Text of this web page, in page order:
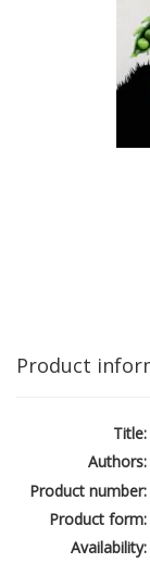
Product
Title:
Authors:
Product number:
Product form:
Availability: